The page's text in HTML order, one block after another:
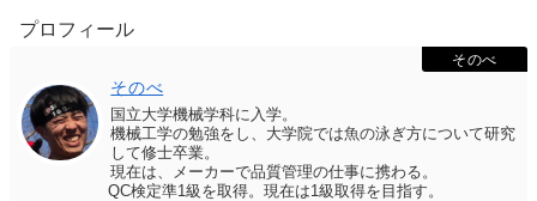
プロフィール
そのべ
そのべ
国立大学機械学科に入学。
機械工学の勉強をし、大学院では魚の泳ぎ方について研究
して修士卒業。
現在は、メーカーで品質管理の仕事に携わる。
QC検定準1級を取得。現在は1級取得を目指す。